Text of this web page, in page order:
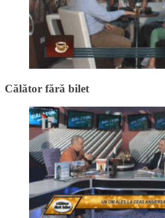
Călător fără bilet